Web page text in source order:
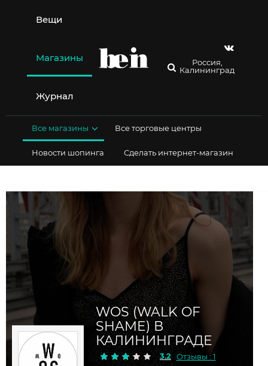
содержимому
Вещи
Магазины
Журнал
Россия,
Калининград
Все магазины Все торговые центры
Новости шопинга Сделать интернет-магазин
WOS (WALK OF
SHAME) В
КАЛИНИНГРАДЕ
3.2 Отзывы : 1